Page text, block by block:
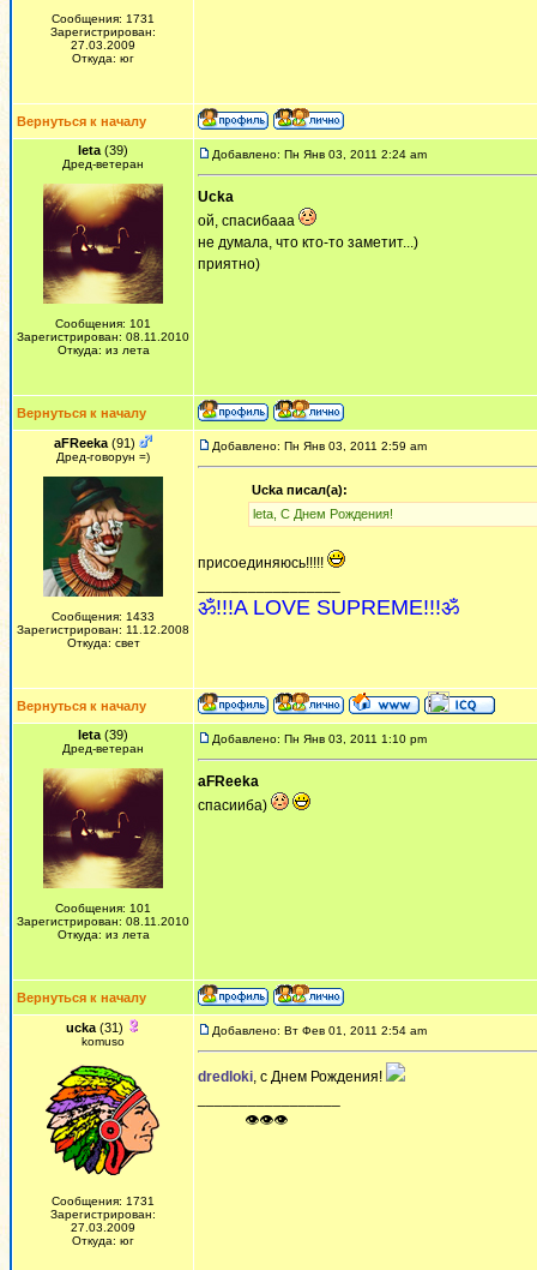
Сообщения: 1731
Зарегистрирован:
27.03.2009
Откуда: юг
Вернуться к началу
leta (39)
Дред-ветеран
Сообщения: 101
Зарегистрирован: 08.11.2010
Откуда: из лета
Добавлено: Пн Янв 03, 2011 2:24 am
Ucka
ой, спасибааа
не думала, что кто-то заметит...)
приятно)
Вернуться к началу
aFReeka (91)
Дред-говорун =)
Сообщения: 1433
Зарегистрирован: 11.12.2008
Откуда: свет
Добавлено: Пн Янв 03, 2011 2:59 am
Ucka писал(а):
leta, С Днем Рождения!
присоединяюсь!!!!!
ॐ!!!A LOVE SUPREME!!!ॐ
Вернуться к началу
leta (39)
Дред-ветеран
Сообщения: 101
Зарегистрирован: 08.11.2010
Откуда: из лета
Добавлено: Пн Янв 03, 2011 1:10 pm
aFReeka
спасииба)
Вернуться к началу
ucka (31)
komuso
Сообщения: 1731
Зарегистрирован:
27.03.2009
Откуда: юг
Добавлено: Вт Фев 01, 2011 2:54 am
dredloki, с Днем Рождения!
ᅠ ᅠ ᅠ👁👁👁